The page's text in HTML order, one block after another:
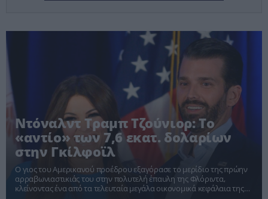
Ντόναλντ Τραμπ Τζούνιορ: Το
«αντίο» των 7,6 εκατ. δολαρίων
στην Γκίλφοϊλ
Ο γιος του Αμερικανού προέδρου εξαγόρασε το μερίδιο της πρώην
αρραβωνιαστικιάς του στην πολυτελή έπαυλη της Φλόριντα,
κλείνοντας ένα από τα τελευταία μεγάλα οικονομικά κεφάλαια της